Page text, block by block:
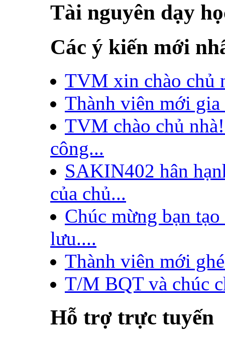
Tài nguyên dạy
Các ý kiến mới
TVM xin chào chủ
Thành viên mới
TVM chào chủ
công...
SAKIN402 hân
của chủ...
Chúc mừng bạn
lưu....
Thành viên mới
T/M BQT và chúc
Hỗ trợ trực tuyến